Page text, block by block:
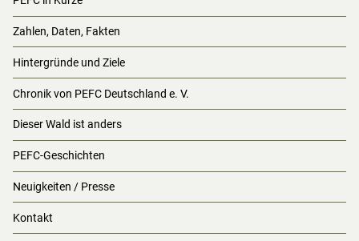
Zahlen, Daten, Fakten
Hintergründe und Ziele
Chronik von PEFC Deutschland e. V.
Dieser Wald ist anders
PEFC-Geschichten
Neuigkeiten / Presse
Kontakt